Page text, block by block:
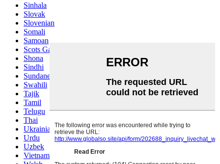
Sinhala
Slovak
Slovenian
Somali
Samoan
Scots Gaelic
Shona
Sindhi
Sundanese
Swahili
Tajik
Tamil
Telugu
Thai
Ukrainian
Urdu
Uzbek
Vietnamese